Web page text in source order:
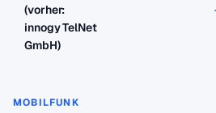
(vorher:
innogy TelNet
GmbH)
MOBILFUNK